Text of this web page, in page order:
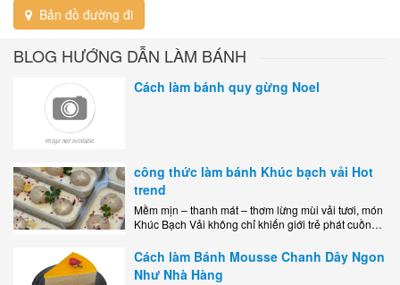
Bản đồ đường đi
BLOG HƯỚNG DẪN LÀM BÁNH
Cách làm bánh quy gừng Noel
công thức làm bánh Khúc bạch vải Hot
trend
Mềm mịn – thanh mát – thơm lừng mùi vải tươi, món
Khúc Bạch Vải không chỉ khiến giới trẻ phát cuồng
Cách làm Bánh Mousse Chanh Dây Ngon
Như Nhà Hàng